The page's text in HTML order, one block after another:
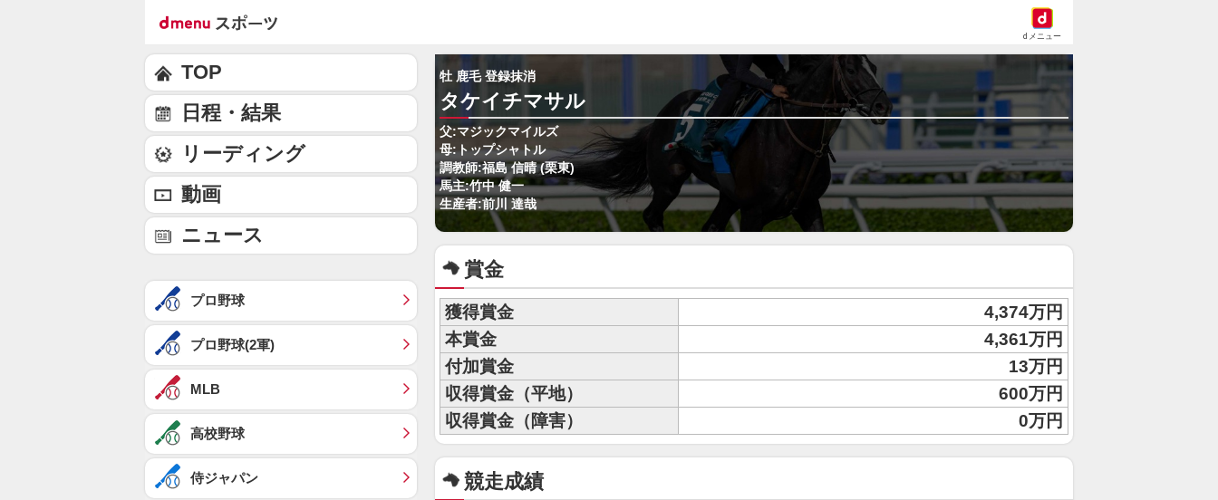
dメニュー
牡 鹿毛 登録抹消
タケイチマサル
父:マジックマイルズ
母:トップシャトル
調教師:福島 信晴 (栗東)
馬主:竹中 健一
生産者:前川 達哉
賞金
獲得賞金
4,374万円
本賞金
4,361万円
付加賞金
13万円
収得賞金（平地）
600万円
収得賞金（障害）
0万円
競走成績
TOP
日程・結果
リーディング
動画
ニュース
プロ野球
プロ野球(2軍)
MLB
高校野球
侍ジャパン